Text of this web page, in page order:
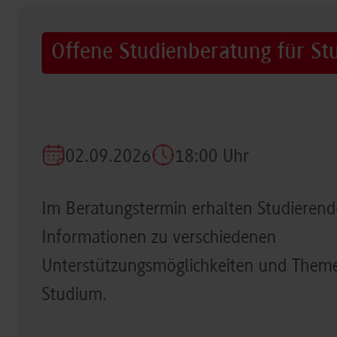
Offene Studienberatung für
02.09.2026 18:00 Uhr
Im Beratungstermin erhalten
Informationen zu verschiedenen
Unterstützungsmöglichkeiten und
Studium.